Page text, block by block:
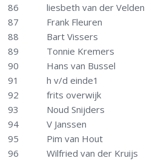
86
liesbeth van der Velden
87
Frank Fleuren
88
Bart Vissers
89
Tonnie Kremers
90
Hans van Bussel
91
h v/d einde1
92
frits overwijk
93
Noud Snijders
94
V Janssen
95
Pim van Hout
96
Wilfried van der Kruijs